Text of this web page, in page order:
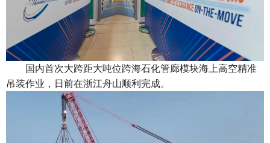
国内首次大跨距大吨位跨海石化管廊模块海上高空精准
吊装作业，日前在浙江舟山顺利完成。